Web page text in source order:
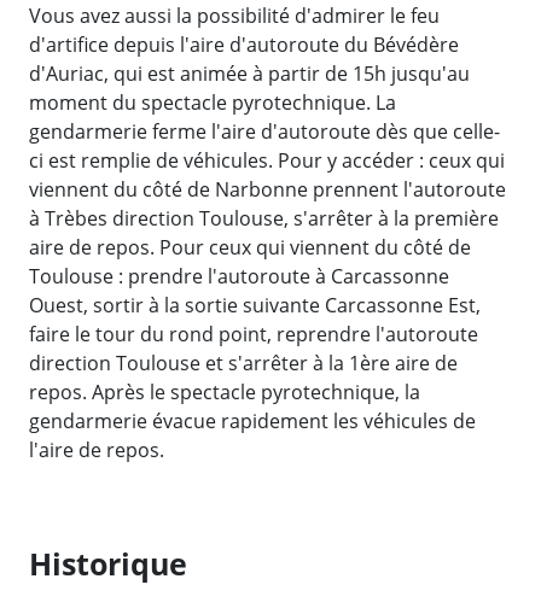
Vous avez aussi la possibilité d'admirer le feu
d'artifice depuis l'aire d'autoroute du Bévédère
d'Auriac, qui est animée à partir de 15h jusqu'au
moment du spectacle pyrotechnique. La
gendarmerie ferme l'aire d'autoroute dès que celle-
ci est remplie de véhicules. Pour y accéder : ceux qui
viennent du côté de Narbonne prennent l'autoroute
à Trèbes direction Toulouse, s'arrêter à la première
aire de repos. Pour ceux qui viennent du côté de
Toulouse : prendre l'autoroute à Carcassonne
Ouest, sortir à la sortie suivante Carcassonne Est,
faire le tour du rond point, reprendre l'autoroute
direction Toulouse et s'arrêter à la 1ère aire de
repos. Après le spectacle pyrotechnique, la
gendarmerie évacue rapidement les véhicules de
l'aire de repos.
Historique